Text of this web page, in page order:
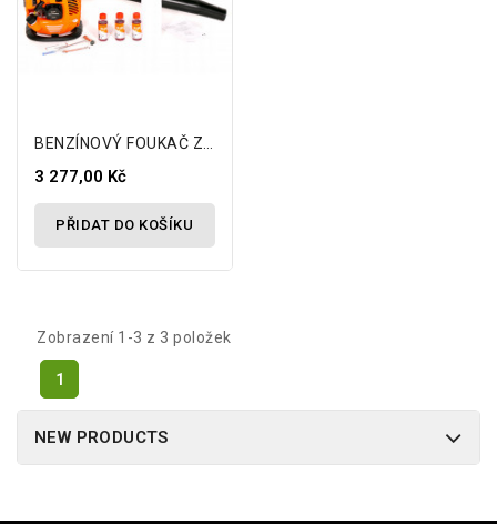
3 277,00 Kč
PŘIDAT DO KOŠÍKU
Zobrazení 1-3 z 3 položek
1
NEW PRODUCTS